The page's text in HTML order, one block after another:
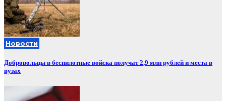
Новости
Добровольцы в беспилотные войска получат 2,9 млн рублей и места в
вузах